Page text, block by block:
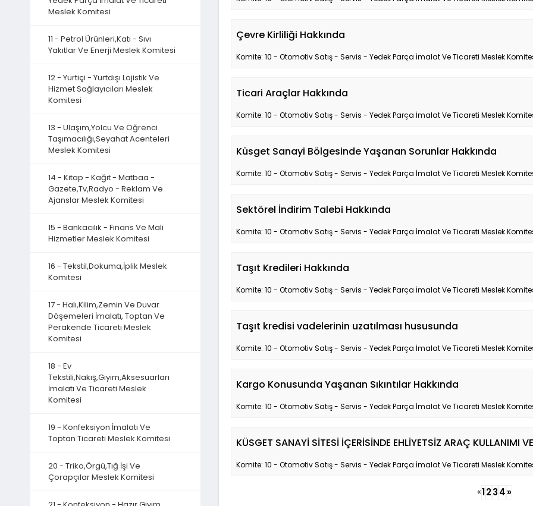
Meslek Komitesi
11 - Petrol Ürünleri,Katı - Sıvı
Yakıtlar Ve Enerji Meslek Komitesi
12 - Yurtiçi - Yurtdışı Lojistik Ve
Hizmet Sağlayıcıları Meslek
Komitesi
13 - Ulaşım,Yolcu Ve Öğrenci
Taşımacılığı,Seyahat Acenteleri
Meslek Komitesi
14 - Kitap - Kağıt - Matbaa -
Gazete,Tv,Radyo - Reklam Ve
Ajanslar Meslek Komitesi
15 - Bankacılık - Finans Ve Mali
Hizmetler Meslek Komitesi
16 - Tekstil,Dokuma,İplik Meslek
Komitesi
17 - Halı,Kilim,Zemin Ve Duvar
Döşemeleri İmalatı, Toptan Ve
Perakende Ticareti Meslek
Komitesi
18 - Ev
Tekstili,Nakış,Giyim,Aksesuarları
İmalatı Ve Ticareti Meslek
Komitesi
19 - Konfeksiyon İmalatı Ve
Toptan Ticareti Meslek Komitesi
20 - Triko,Örgü,Tığ İşi Ve
Çorapçılar Meslek Komitesi
Çevre Kirliliği Hakkında
Komite: 10 - Otomotiv Satış - Servis - Yedek Parça İmalat Ve Ticareti Meslek
Ticari Araçlar Hakkında
Komite: 10 - Otomotiv Satış - Servis - Yedek Parça İmalat Ve Ticareti Meslek
Küsget Sanayi Bölgesinde Yaşanan Sorunlar Hakkında
Komite: 10 - Otomotiv Satış - Servis - Yedek Parça İmalat Ve Ticareti Meslek
Sektörel İndirim Talebi Hakkında
Komite: 10 - Otomotiv Satış - Servis - Yedek Parça İmalat Ve Ticareti Meslek
Taşıt Kredileri Hakkında
Komite: 10 - Otomotiv Satış - Servis - Yedek Parça İmalat Ve Ticareti Meslek
Taşıt kredisi vadelerinin uzatılması hususunda
Komite: 10 - Otomotiv Satış - Servis - Yedek Parça İmalat Ve Ticareti Meslek
Kargo Konusunda Yaşanan Sıkıntılar Hakkında
Komite: 10 - Otomotiv Satış - Servis - Yedek Parça İmalat Ve Ticareti Meslek
KÜSGET SANAYİ SİTESİ İÇERİSİNDE EHLİYETSİZ ARAÇ KULLANIMI
Komite: 10 - Otomotiv Satış - Servis - Yedek Parça İmalat Ve Ticareti Meslek
«1234»